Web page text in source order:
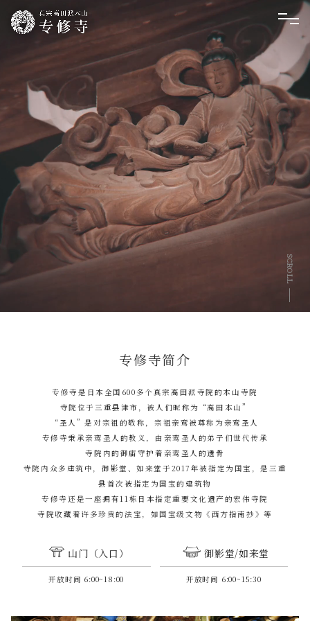
SCROLL
专修寺简介
专修寺是日本全国600多个真宗高田派寺院的本山寺院
寺院位于三重县津市，被人们昵称为“高田本山”
“圣人”是对宗祖的敬称，宗祖亲鸾被尊称为亲鸾圣人
专修寺秉承亲鸾圣人的教义，由亲鸾圣人的弟子们世代传承
寺院内的御庙守护着亲鸾圣人的遗骨
寺院内众多建筑中，御影堂、如来堂于2017年被指定为国宝，是三重
县首次被指定为国宝的建筑物
专修寺还是一座拥有11栋日本指定重要文化遗产的宏伟寺院
寺院收藏着许多珍贵的法宝，如国宝级文物《西方指南抄》等
山门（入口）
开放时间 6:00~18:00
御影堂/如来堂
开放时间 6:00~15:30